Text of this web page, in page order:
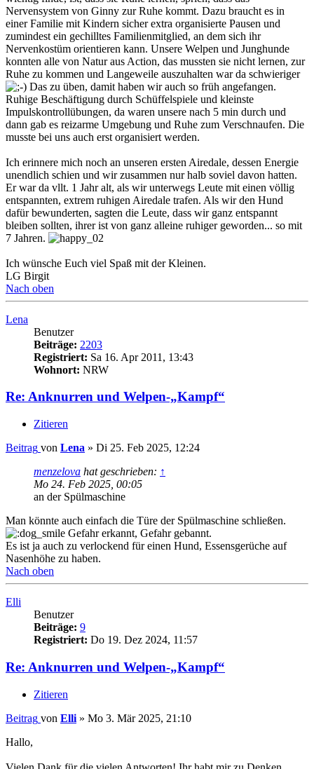
Nervensystem von Ginny zur Ruhe kommt. Dazu braucht es in
einer Familie mit Kindern sicher extra organisierte Pausen und
zumindest ein gechilltes Familienmitglied, an dem sich ihr
Nervenkostüm orientieren kann. Unsere Welpen und Junghunde
konnten alle von Natur aus Action, das mussten sie nicht lernen, zur
Ruhe zu kommen und Langeweile auszuhalten war da schwieriger
Das zu üben, damit haben wir auch so früh angefangen.
Ruhige Beschäftigung durch Schüffelspiele und kleinste
Impulskontrollübungen, da waren unsere nach 5 min durch und
dann gab es reizarme Umgebung und Ruhe zum Verschnaufen. Die
musste bei uns auch erst organisiert werden.
Ich erinnere mich noch an unseren ersten Airedale, dessen Energie
unendlich schien und wir zusammen nur halb soviel davon hatten.
Er war da vllt. 1 Jahr alt, als wir unterwegs Leute mit einen völlig
entspannten, extrem ruhigen Airedale trafen. Als wir den Hund
dafür bewunderten, sagten die Leute, dass wir ganz entspannt
bleiben sollten, ihrer ist von ganz alleine ruhiger geworden... so mit
7 Jahren.
Ich wünsche Euch viel Spaß mit der Kleinen.
LG Birgit
Nach oben
Lena
Benutzer
Beiträge: 2203
Registriert: Sa 16. Apr 2011, 13:43
Wohnort: NRW
Re: Anknurren und Welpen-„Kampf“
Zitieren
Beitrag von Lena » Di 25. Feb 2025, 12:24
menzelova hat geschrieben: ↑
Mo 24. Feb 2025, 00:05
an der Spülmaschine
Man könnte auch einfach die Türe der Spülmaschine schließen.
Gefahr erkannt, Gefahr gebannt.
Es ist ja auch zu verlockend für einen Hund, Essensgerüche auf
Nasenhöhe zu haben.
Nach oben
Elli
Benutzer
Beiträge: 9
Registriert: Do 19. Dez 2024, 11:57
Re: Anknurren und Welpen-„Kampf“
Zitieren
Beitrag von Elli » Mo 3. Mär 2025, 21:10
Hallo,